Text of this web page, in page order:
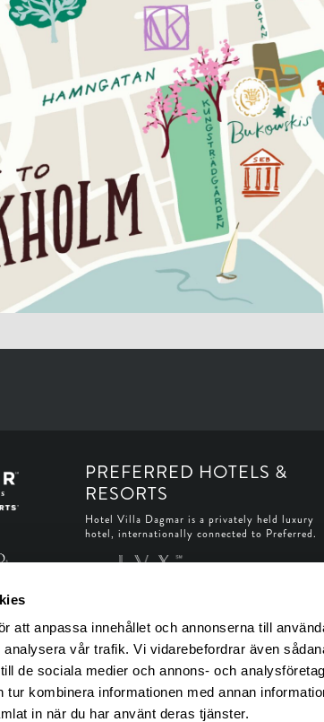
att anpassa innehållet och annonserna till
vår trafik. Vi vidarebefordrar även
de sociala medier och annons- och
kombinera informationen med annan
in när du har använt deras tjänster.
PREFERRED HOTELS &
RESORTS
Hotel Villa Dagmar is a privately held luxury
hotel, internationally connected to Preferred.